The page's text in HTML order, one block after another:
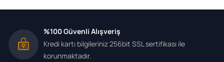
%100 Güvenli Alışveriş
Kredi kartı bilgileriniz 256bit SSL sertifikası ile
korunmaktadır.